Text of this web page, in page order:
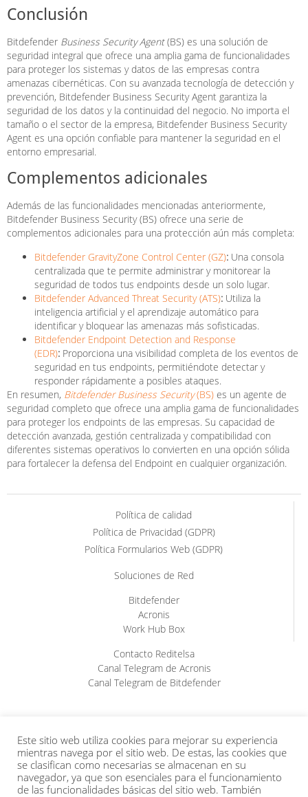
Conclusión
Bitdefender Business Security Agent(BS) es una solución de
seguridad integral que ofrece una amplia gama de funcionalidades
para proteger los sistemas y datos de las empresas contra
amenazas cibernéticas. Con su avanzada tecnología de detección y
prevención, Bitdefender Business Security Agent garantiza la
seguridad de los datos y la continuidad del negocio. No importa el
tamaño o el sector de la empresa, Bitdefender Business Security
Agent es una opción confiable para mantener la seguridad en el
entorno empresarial.
Complementos adicionales
Además de las funcionalidades mencionadas anteriormente,
Bitdefender Business Security (BS) ofrece una serie de
complementos adicionales para una protección aún más completa:
Bitdefender GravityZone Control Center (GZ): Una consola
centralizada que te permite administrar y monitorear la
seguridad de todos tus endpoints desde un solo lugar.
Bitdefender Advanced Threat Security (ATS): Utiliza la
inteligencia artificial y el aprendizaje automático para
identificar y bloquear las amenazas más sofisticadas.
Bitdefender Endpoint Detection and Response
(EDR): Proporciona una visibilidad completa de los eventos de
seguridad en tus endpoints, permitiéndote detectar y
responder rápidamente a posibles ataques.
En resumen, Bitdefender Business Security(BS) es un agente de
seguridad completo que ofrece una amplia gama de funcionalidades
para proteger los endpoints de las empresas. Su capacidad de
detección avanzada, gestión centralizada y compatibilidad con
diferentes sistemas operativos lo convierten en una opción sólida
para fortalecer la defensa del Endpoint en cualquier organización.
Política de calidad
Política de Privacidad (GDPR)
Política Formularios Web (GDPR)
Soluciones de Red
Bitdefender
Acronis
Work Hub Box
Contacto Reditelsa
Canal Telegram de Acronis
Canal Telegram de Bitdefender
Este sitio web utiliza cookies para mejorar su experiencia
mientras navega por el sitio web. De estas, las cookies que
se clasifican como necesarias se almacenan en su
navegador, ya que son esenciales para el funcionamiento
de las funcionalidades básicas del sitio web. También